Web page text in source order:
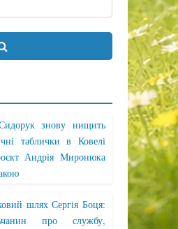
знову нищить
таблички в Ковелі
Андрія Миронюка
шлях Сергія Боця:
про службу,